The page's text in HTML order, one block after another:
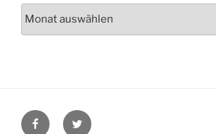
FacebookTwitter